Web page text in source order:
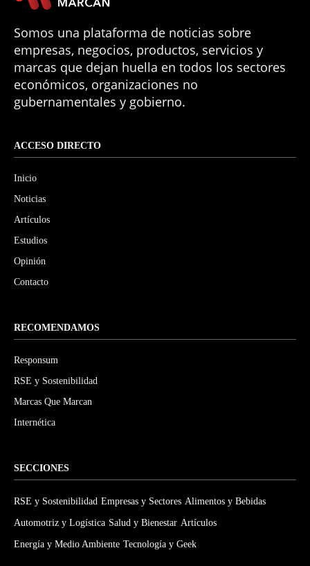
Somos una plataforma de noticias sobre
empresas, negocios, productos, servicios y
marcas que dejan huella en todos los sectores
económicos, organizaciones no
gubernamentales y gobierno.
ACCESO DIRECTO
Inicio
Noticias
Artículos
Estudios
Opinión
Contacto
RECOMENDAMOS
Responsum
RSE y Sostenibilidad
Marcas Que Marcan
Internética
SECCIONES
RSE y Sostenibilidad Empresas y Sectores Alimentos y Bebidas
Automotriz y Logística Salud y Bienestar Artículos
Energía y Medio Ambiente Tecnología y Geek